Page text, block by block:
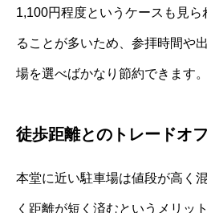
1,100円程度というケースも見
ることが多いため、参拝時間や
場を選べばかなり節約できます。
徒歩距離とのトレードオ
本堂に近い駐車場は値段が高く
く距離が短く済むというメリッ